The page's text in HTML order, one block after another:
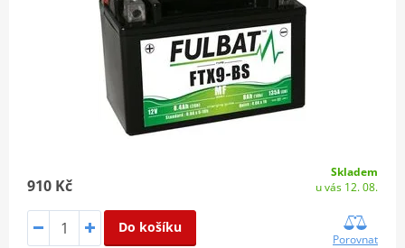
910 Kč
Skladem
u vás 12. 08.
Do košíku
Porovnat